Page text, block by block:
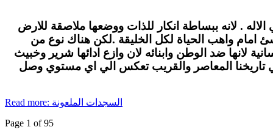
. لانه ببساطة انكار للذات ووضعها ملاصقة للارض
امام واهب الحياة لكل الخليقة .لكن هناك نوع من
لانها ضد الوطن وابنائه لان وازع ادائها شرير وخبيث
تاريخنا المعاصر والقريب تعكس الي اي مستوي وصل
Read more: السجدات الملعونة
Page 1 of 95